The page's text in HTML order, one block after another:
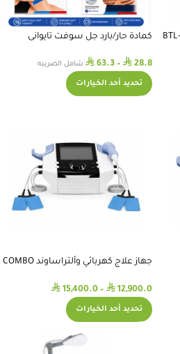
كمادة حار/بارد جل سوفت تايوانى
⃁ 28.8
–
⃁ 63.3 شامل الضريبه
تحديد أحد الخيارات
جهاز علاج كهربائي وألتراساوند COMBO
⃁ 12,900.0
–
⃁ 15,400.0
تحديد أحد الخيارات